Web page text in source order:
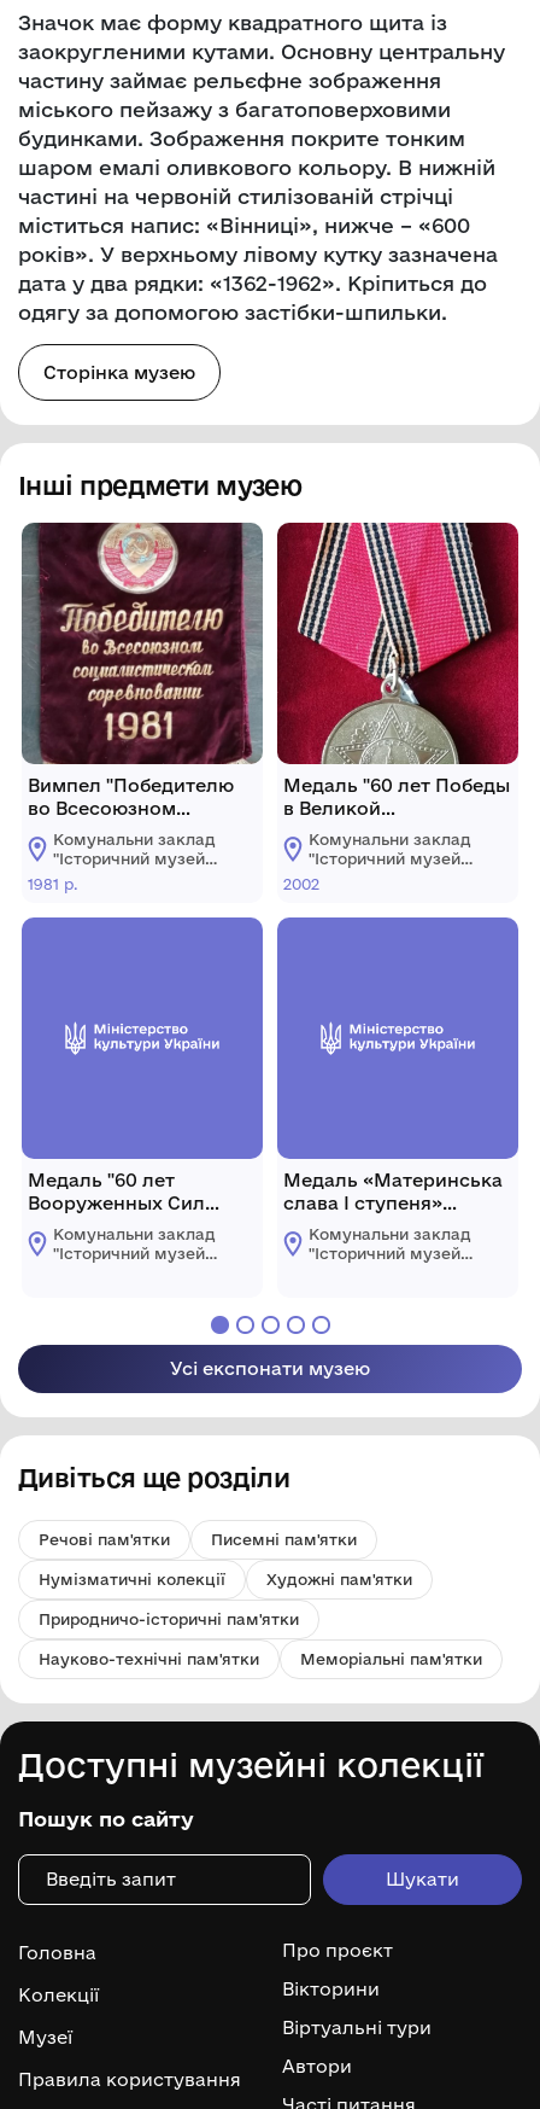
Значок має форму квадратного щита із
заокругленими кутами. Основну центральну
частину займає рельєфне зображення
міського пейзажу з багатоповерховими
будинками. Зображення покрите тонким
шаром емалі оливкового кольору. В нижній
частині на червоній стилізованій стрічці
міститься напис: «Вінниці», нижче – «600
років». У верхньому лівому кутку зазначена
дата у два рядки: «1362-1962». Кріпиться до
одягу за допомогою застібки-шпильки.
Сторінка музею
Інші предмети музею
Вимпел "Победителю
во Всесоюзном
социалистическом
соревновании 1981",
яким нагороджено
колгосп "Україна".
Комунальни заклад
"Історичний музей
імені Василя
Порика"
Хмільницької
1981 р.
Медаль "60 лет
Вооруженных Сил
СССР" Дячука Ф. О.
Комунальни заклад
"Історичний музей
Медаль "60 лет Победы
в Великой
Отечественной войне
1941 — 1945 гг."
Будківської Філіпки
Комунальни заклад
"Історичний музей
імені Василя
Хмільницької
2002
Медаль «Материнська
слава І ступеня»
Шикули Зінаїди
Іванівни.
Комунальни заклад
"Історичний музей
міської ради
Усі експонати музею
Дивіться ще розділи
Речові пам'ятки Писемні пам'ятки
Нумізматичні колекції Художні пам'ятки
Природничо-історичні пам'ятки
Науково-технічні пам'ятки Меморіальні пам'ятки
Доступні музейні колекції
Пошук по сайту
Головна
Колекції
Музеї
Правила користування
Про проєкт
Вікторини
Віртуальні тури
Автори
Часті питання